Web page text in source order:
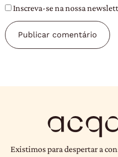
Inscreva-se na nossa
Existimos para despertar a